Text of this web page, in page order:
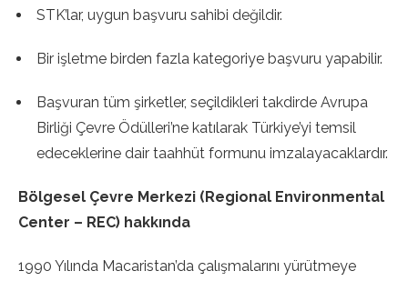
STK’lar, uygun başvuru sahibi değildir.
Bir işletme birden fazla kategoriye başvuru yapabilir.
Başvuran tüm şirketler, seçildikleri takdirde Avrupa
Birliği Çevre Ödülleri’ne katılarak Türkiye’yi temsil
edeceklerine dair taahhüt formunu imzalayacaklardır.
Bölgesel Çevre Merkezi (Regional Environmental
Center – REC) hakkında
1990 Yılında Macaristan’da çalışmalarını yürütmeye